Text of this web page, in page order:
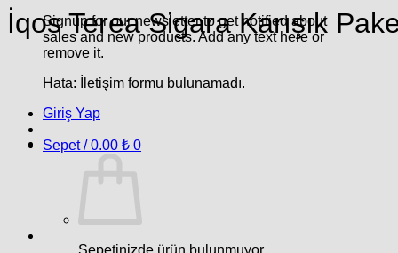
Signup for our newsletter to get notified about
sales and new products. Add any text here or
remove it.
Hata: İletişim formu bulunamadı.
Giriş Yap
Sepet /0.00 ₺ 0
İqos Terea Sigara Karışık